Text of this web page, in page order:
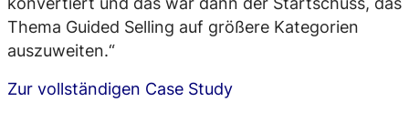
Thema Guided Selling auf größere Kategorien
auszuweiten.“
Zur vollständigen Case Study